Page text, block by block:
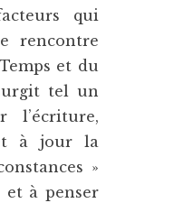
qui
rencontre
et du
tel un
l’écriture,
à jour la
»
à penser